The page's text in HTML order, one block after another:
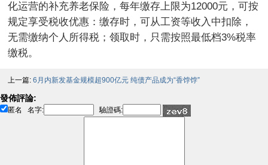
化运营的补充养老保险，每年缴存上限为12000元，可按
规定享受税收优惠：缴存时，可从工资等收入中扣除，
无需缴纳个人所得税；领取时，只需按照最低档3%税率
缴税。
上一篇: 6月内新发基金规模超900亿元 纯债产品成为“香饽饽”
發佈評論:
匿名 名字: 驗證碼: